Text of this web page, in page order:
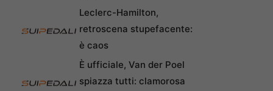
Leclerc-Hamilton,
retroscena stupefacente:
è caos
È ufficiale, Van der Poel
spiazza tutti: clamorosa